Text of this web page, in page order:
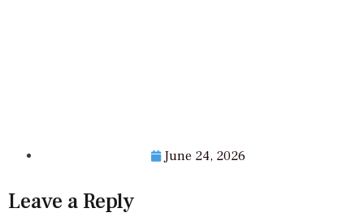
June 24, 2026
Leave a Reply